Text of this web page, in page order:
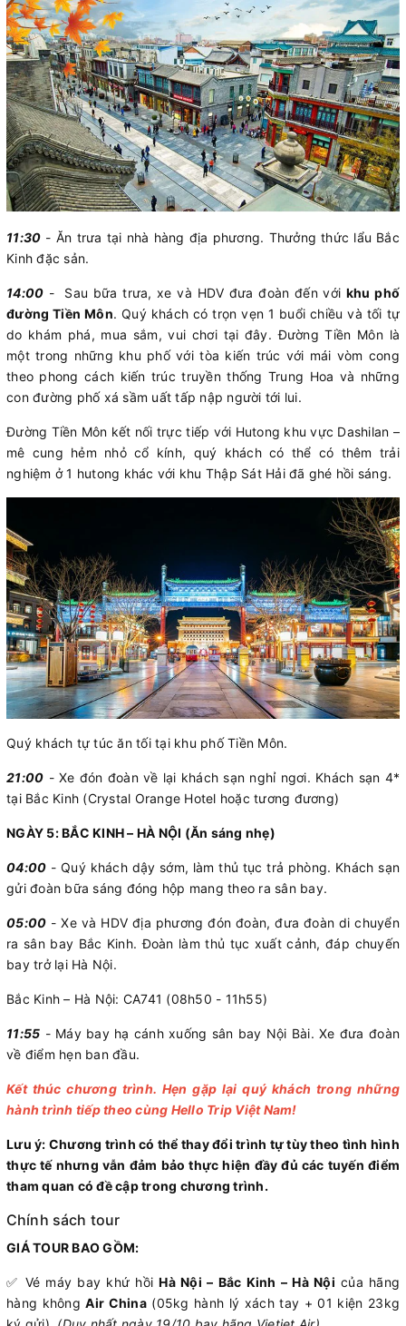
11:30 - Ăn trưa tại nhà hàng địa phương. Thưởng thức lẩu Bắc
Kinh đặc sản.
14:00 - Sau bữa trưa, xe và HDV đưa đoàn đến với khu phố
đường Tiền Môn. Quý khách có trọn vẹn 1 buổi chiều và tối tự
do khám phá, mua sắm, vui chơi tại đây. Đường Tiền Môn là
một trong những khu phố với tòa kiến trúc với mái vòm cong
theo phong cách kiến trúc truyền thống Trung Hoa và những
con đường phố xá sầm uất tấp nập người tới lui.
Đường Tiền Môn kết nối trực tiếp với Hutong khu vực Dashilan –
mê cung hẻm nhỏ cổ kính, quý khách có thể có thêm trải
nghiệm ở 1 hutong khác với khu Thập Sát Hải đã ghé hồi sáng.
Quý khách tự túc ăn tối tại khu phố Tiền Môn.
21:00 - Xe đón đoàn về lại khách sạn nghỉ ngơi. Khách sạn 4*
tại Bắc Kinh (Crystal Orange Hotel hoặc tương đương)
NGÀY 5: BẮC KINH – HÀ NỘI (Ăn sáng nhẹ)
04:00 - Quý khách dậy sớm, làm thủ tục trả phòng. Khách sạn
gửi đoàn bữa sáng đóng hộp mang theo ra sân bay.
05:00 - Xe và HDV địa phương đón đoàn, đưa đoàn di chuyển
ra sân bay Bắc Kinh. Đoàn làm thủ tục xuất cảnh, đáp chuyến
bay trở lại Hà Nội.
Bắc Kinh – Hà Nội: CA741 (08h50 - 11h55)
11:55 - Máy bay hạ cánh xuống sân bay Nội Bài. Xe đưa đoàn
về điểm hẹn ban đầu.
Kết thúc chương trình. Hẹn gặp lại quý khách trong những
hành trình tiếp theo cùng Hello Trip Việt Nam!
Lưu ý: Chương trình có thể thay đổi trình tự tùy theo tình hình
thực tế nhưng vẫn đảm bảo thực hiện đầy đủ các tuyến điểm
tham quan có đề cập trong chương trình.
Chính sách tour
GIÁ TOUR BAO GỒM:
✅ Vé máy bay khứ hồiHà Nội – Bắc Kinh – Hà Nội của hãng
hàng khôngAir China(05kg hành lý xách tay + 01 kiện 23kg